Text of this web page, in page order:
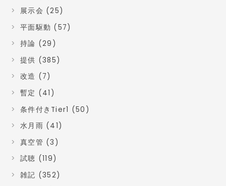
展示会 (25)
平面駆動 (57)
持論 (29)
提供 (385)
改造 (7)
暫定 (41)
条件付きTier1 (50)
水月雨 (41)
真空管 (3)
試聴 (119)
雑記 (352)